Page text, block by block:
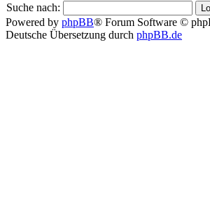
Suche nach:
Powered by phpBB® Forum Software ©
Deutsche Übersetzung durch phpBB.de